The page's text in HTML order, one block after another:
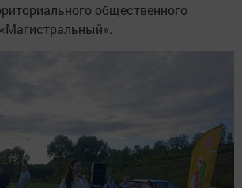
общественного